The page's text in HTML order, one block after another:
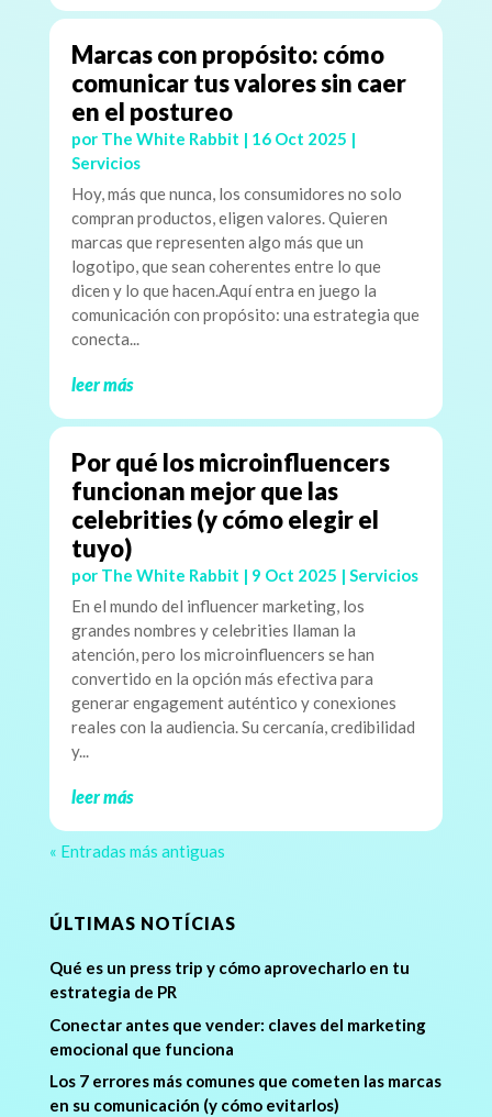
Marcas con propósito: cómo
comunicar tus valores sin caer
en el postureo
por The White Rabbit | 16 Oct 2025 |
Servicios
Hoy, más que nunca, los consumidores no solo
compran productos, eligen valores. Quieren
marcas que representen algo más que un
logotipo, que sean coherentes entre lo que
dicen y lo que hacen.Aquí entra en juego la
comunicación con propósito: una estrategia que
conecta...
leer más
Por qué los microinfluencers
funcionan mejor que las
celebrities (y cómo elegir el
tuyo)
por The White Rabbit | 9 Oct 2025 | Servicios
En el mundo del influencer marketing, los
grandes nombres y celebrities llaman la
atención, pero los microinfluencers se han
convertido en la opción más efectiva para
generar engagement auténtico y conexiones
reales con la audiencia. Su cercanía, credibilidad
y...
leer más
« Entradas más antiguas
ÚLTIMAS NOTÍCIAS
Qué es un press trip y cómo aprovecharlo en tu
estrategia de PR
Conectar antes que vender: claves del marketing
emocional que funciona
Los 7 errores más comunes que cometen las marcas
en su comunicación (y cómo evitarlos)